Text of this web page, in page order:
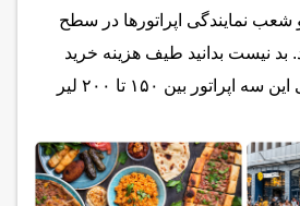
شعب نمایندگی اپراتورها در سطح
بد نیست بدانید طیف هزینه خرید
سیمکارت‌های توریستی این سه اپراتور بین ۱۵۰ تا ۲۰۰ لیر